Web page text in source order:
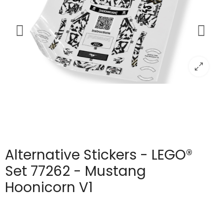
Alternative Stickers - LEGO®
Set 77262 - Mustang
Hoonicorn V1